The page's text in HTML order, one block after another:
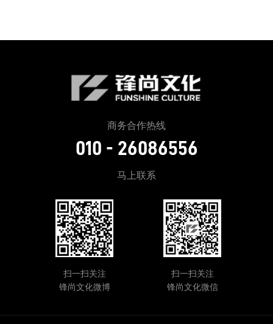
商务合作热线
010 - 26086556
马上联系
扫一扫关注
锋尚文化微博
扫一扫关注
锋尚文化微信